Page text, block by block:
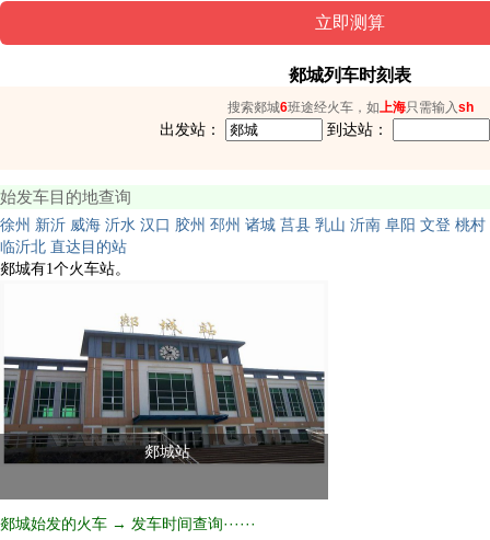
郯城列车时刻表
搜索郯城6班途经火车，如 上海只需输入 sh
出发站： 到达站：
始发车目的地查询
徐州 新沂 威海 沂水 汉口 胶州 邳州 诸城 莒县 乳山 沂南 阜阳 文登 桃村
临沂北 直达目的站
郯城有1个火车站。
郯城站
郯城始发的火车 → 发车时间查询······